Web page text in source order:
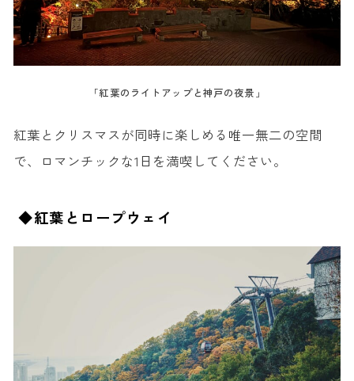
「紅葉のライトアップと神戸の夜景」
紅葉とクリスマスが同時に楽しめる唯一無二の空間
で、ロマンチックな1日を満喫してください。
◆紅葉とロープウェイ